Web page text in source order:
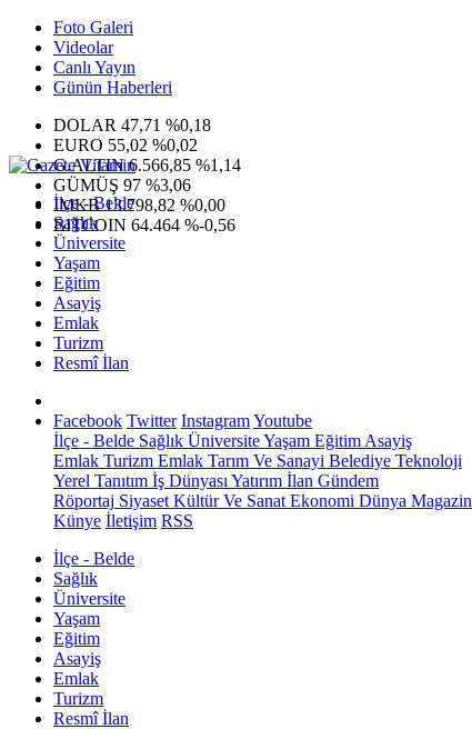
Foto Galeri
Videolar
Canlı Yayın
Günün Haberleri
DOLAR 47,71 %0,18
EURO 55,02 %0,02
G.ALTIN6.566,85 %1,14
GÜMÜŞ 97 %3,06
IMKB13.798,82 %0,00
BITCOIN 64.464 %-0,56
İlçe - Belde
Sağlık
Üniversite
Yaşam
Eğitim
Asayiş
Emlak
Turizm
Resmî İlan
Facebook Twitter InstagramYoutube
İlçe - Belde Sağlık ÜniversiteYaşam Eğitim Asayiş
Emlak Turizm Emlak Tarım Ve Sanayi Belediye Teknoloji
Yerel Tanıtım İş Dünyası Yatırım İlan Gündem
Röportaj Siyaset Kültür Ve Sanat Ekonomi Dünya Magazin
Künye İletişim RSS
İlçe - Belde
Sağlık
Üniversite
Yaşam
Eğitim
Asayiş
Emlak
Turizm
Resmî İlan